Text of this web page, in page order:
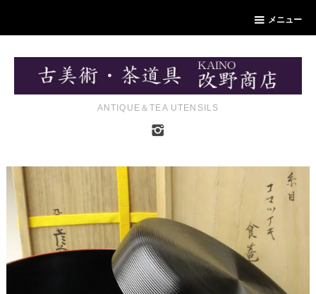
メニュー
ANTIQUE＆TEA UTENSILS